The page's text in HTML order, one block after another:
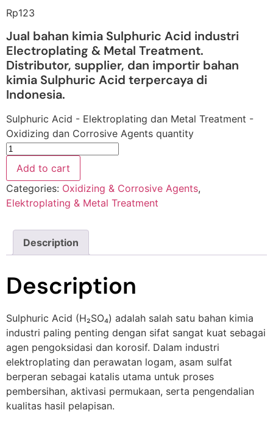
Rp123
Jual bahan kimia Sulphuric Acid industri
Electroplating & Metal Treatment.
Distributor, supplier, dan importir bahan
kimia Sulphuric Acid terpercaya di
Indonesia.
Sulphuric Acid - Elektroplating dan Metal Treatment -
Oxidizing dan Corrosive Agents quantity
Add to cart
Categories: Oxidizing & Corrosive Agents,
Elektroplating & Metal Treatment
Description
Description
Sulphuric Acid (H₂SO₄) adalah salah satu bahan kimia
industri paling penting dengan sifat sangat kuat sebagai
agen pengoksidasi dan korosif. Dalam industri
elektroplating dan perawatan logam, asam sulfat
berperan sebagai katalis utama untuk proses
pembersihan, aktivasi permukaan, serta pengendalian
kualitas hasil pelapisan.